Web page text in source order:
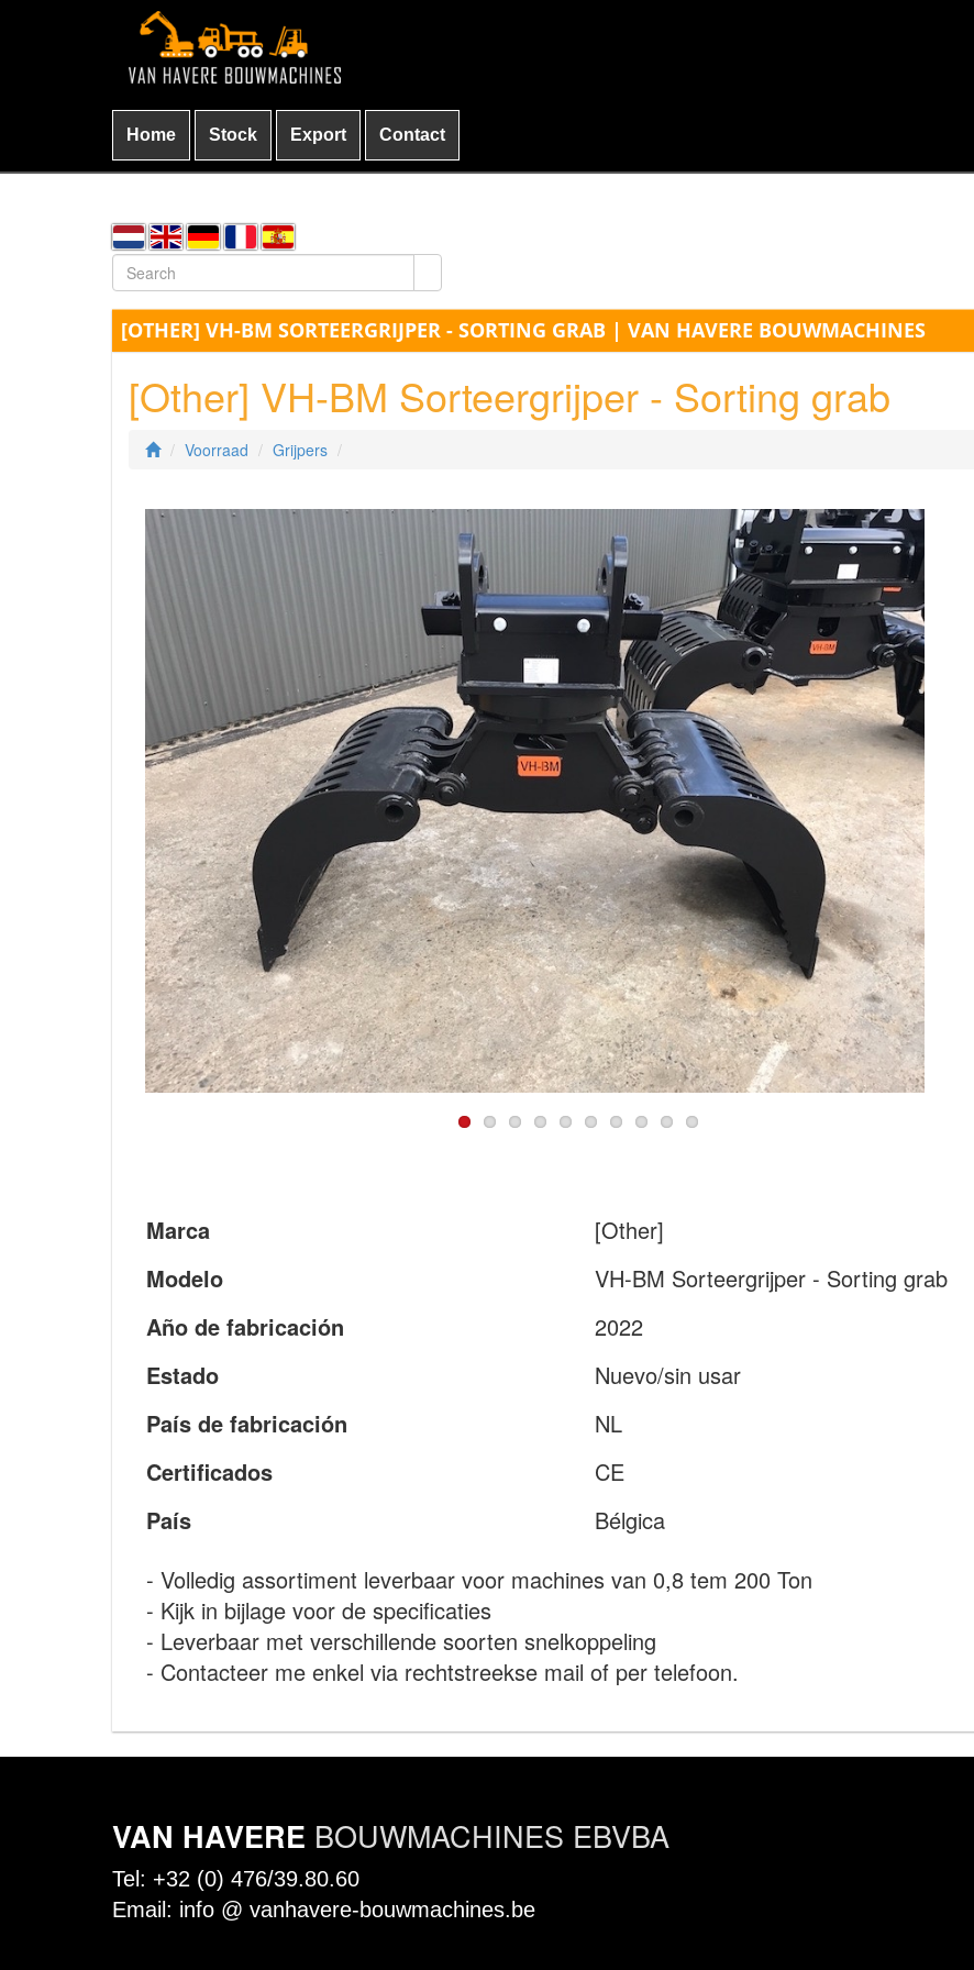
Home Stock Export Contact
[OTHER] VH-BM SORTEERGRIJPER - SORTING GRAB | VAN HAVERE BOUWMACHINES
[Other] VH-BM Sorteergrijper - Sorting grab
Voorraad Grijpers
Marca
[Other]
Modelo
VH-BM Sorteergrijper - Sorting grab
Año de fabricación
2022
Estado
Nuevo/sin usar
País de fabricación
NL
Certificados
CE
País
Bélgica
- Volledig assortiment leverbaar voor machines van 0,8 tem 200 Ton
- Kijk in bijlage voor de specificaties
- Leverbaar met verschillende soorten snelkoppeling
- Contacteer me enkel via rechtstreekse mail of per telefoon.
VAN HAVERE BOUWMACHINES EBVBA
Tel: +32 (0) 476/39.80.60
Email: info @ vanhavere-bouwmachines.be